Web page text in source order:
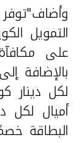
التمويل
على
بالإضافة
لكل دينار
أميال لكل